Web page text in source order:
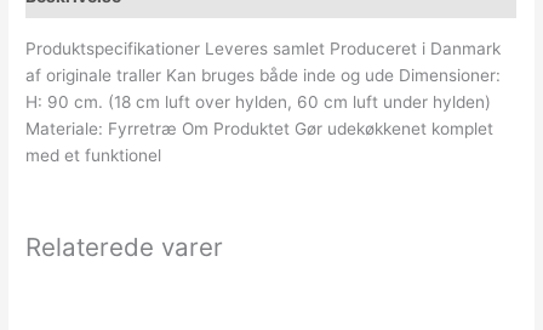
Produktspecifikationer Leveres samlet Produceret i Danmark
af originale traller Kan bruges både inde og ude Dimensioner:
H: 90 cm. (18 cm luft over hylden, 60 cm luft under hylden)
Materiale: Fyrretræ Om Produktet Gør udekøkkenet komplet
med et funktionel
Relaterede varer